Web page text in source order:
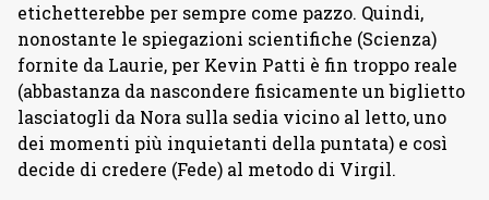
etichetterebbe per sempre come pazzo. Quindi,
nonostante le spiegazioni scientifiche (Scienza)
fornite da Laurie, per Kevin Patti è fin troppo reale
(abbastanza da nascondere fisicamente un biglietto
lasciatogli da Nora sulla sedia vicino al letto, uno
dei momenti più inquietanti della puntata) e così
decide di credere (Fede) al metodo di Virgil.